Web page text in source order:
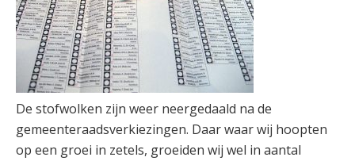
De stofwolken zijn weer neergedaald na de
gemeenteraadsverkiezingen. Daar waar wij hoopten
op een groei in zetels, groeiden wij wel in aantal